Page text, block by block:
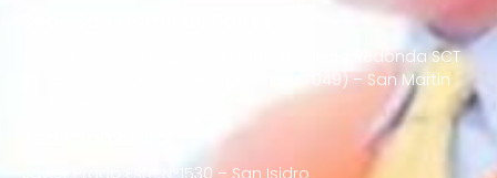
Av. Francisco Bolognesi Nro. 101 Urb. Mesa Redonda SCT
02 (Esquina con Av. Gerardo Unger 7049) – San Martin